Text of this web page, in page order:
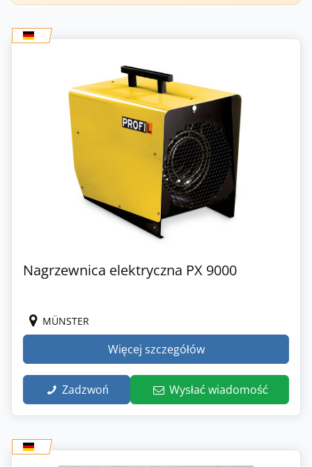
Nagrzewnica elektryczna PX 9000
MÜNSTER
Więcej szczegółów
Zadzwoń Wysłać wiadomość